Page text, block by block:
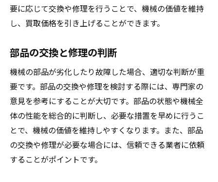
要に応じて交換や修理を行うことで、機械の価値を維持
し、買取価格を引き上げることができます。
部品の交換と修理の判断
機械の部品が劣化したり故障した場合、適切な判断が重
要です。部品の交換や修理を検討する際には、専門家の
意見を参考にすることが大切です。部品の状態や機械全
体の性能を総合的に判断し、必要な措置を早めに行うこ
とで、機械の価値を維持しやすくなります。また、部品
の交換や修理が必要な場合には、信頼できる業者に依頼
することがポイントです。